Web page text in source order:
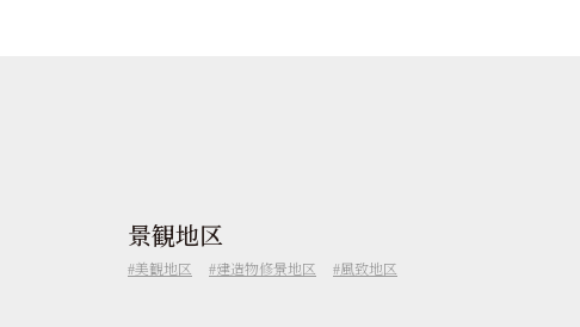
景観地区
美観地区 建造物修景地区 風致地区